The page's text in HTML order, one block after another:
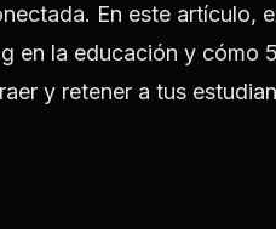
En este artículo,
en la educación y cómo
y retener a tus